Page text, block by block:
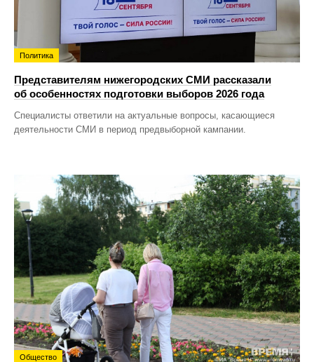
Политика
Представителям нижегородских СМИ рассказали
об особенностях подготовки выборов 2026 года
Специалисты ответили на актуальные вопросы, касающиеся
деятельности СМИ в период предвыборной кампании.
Общество